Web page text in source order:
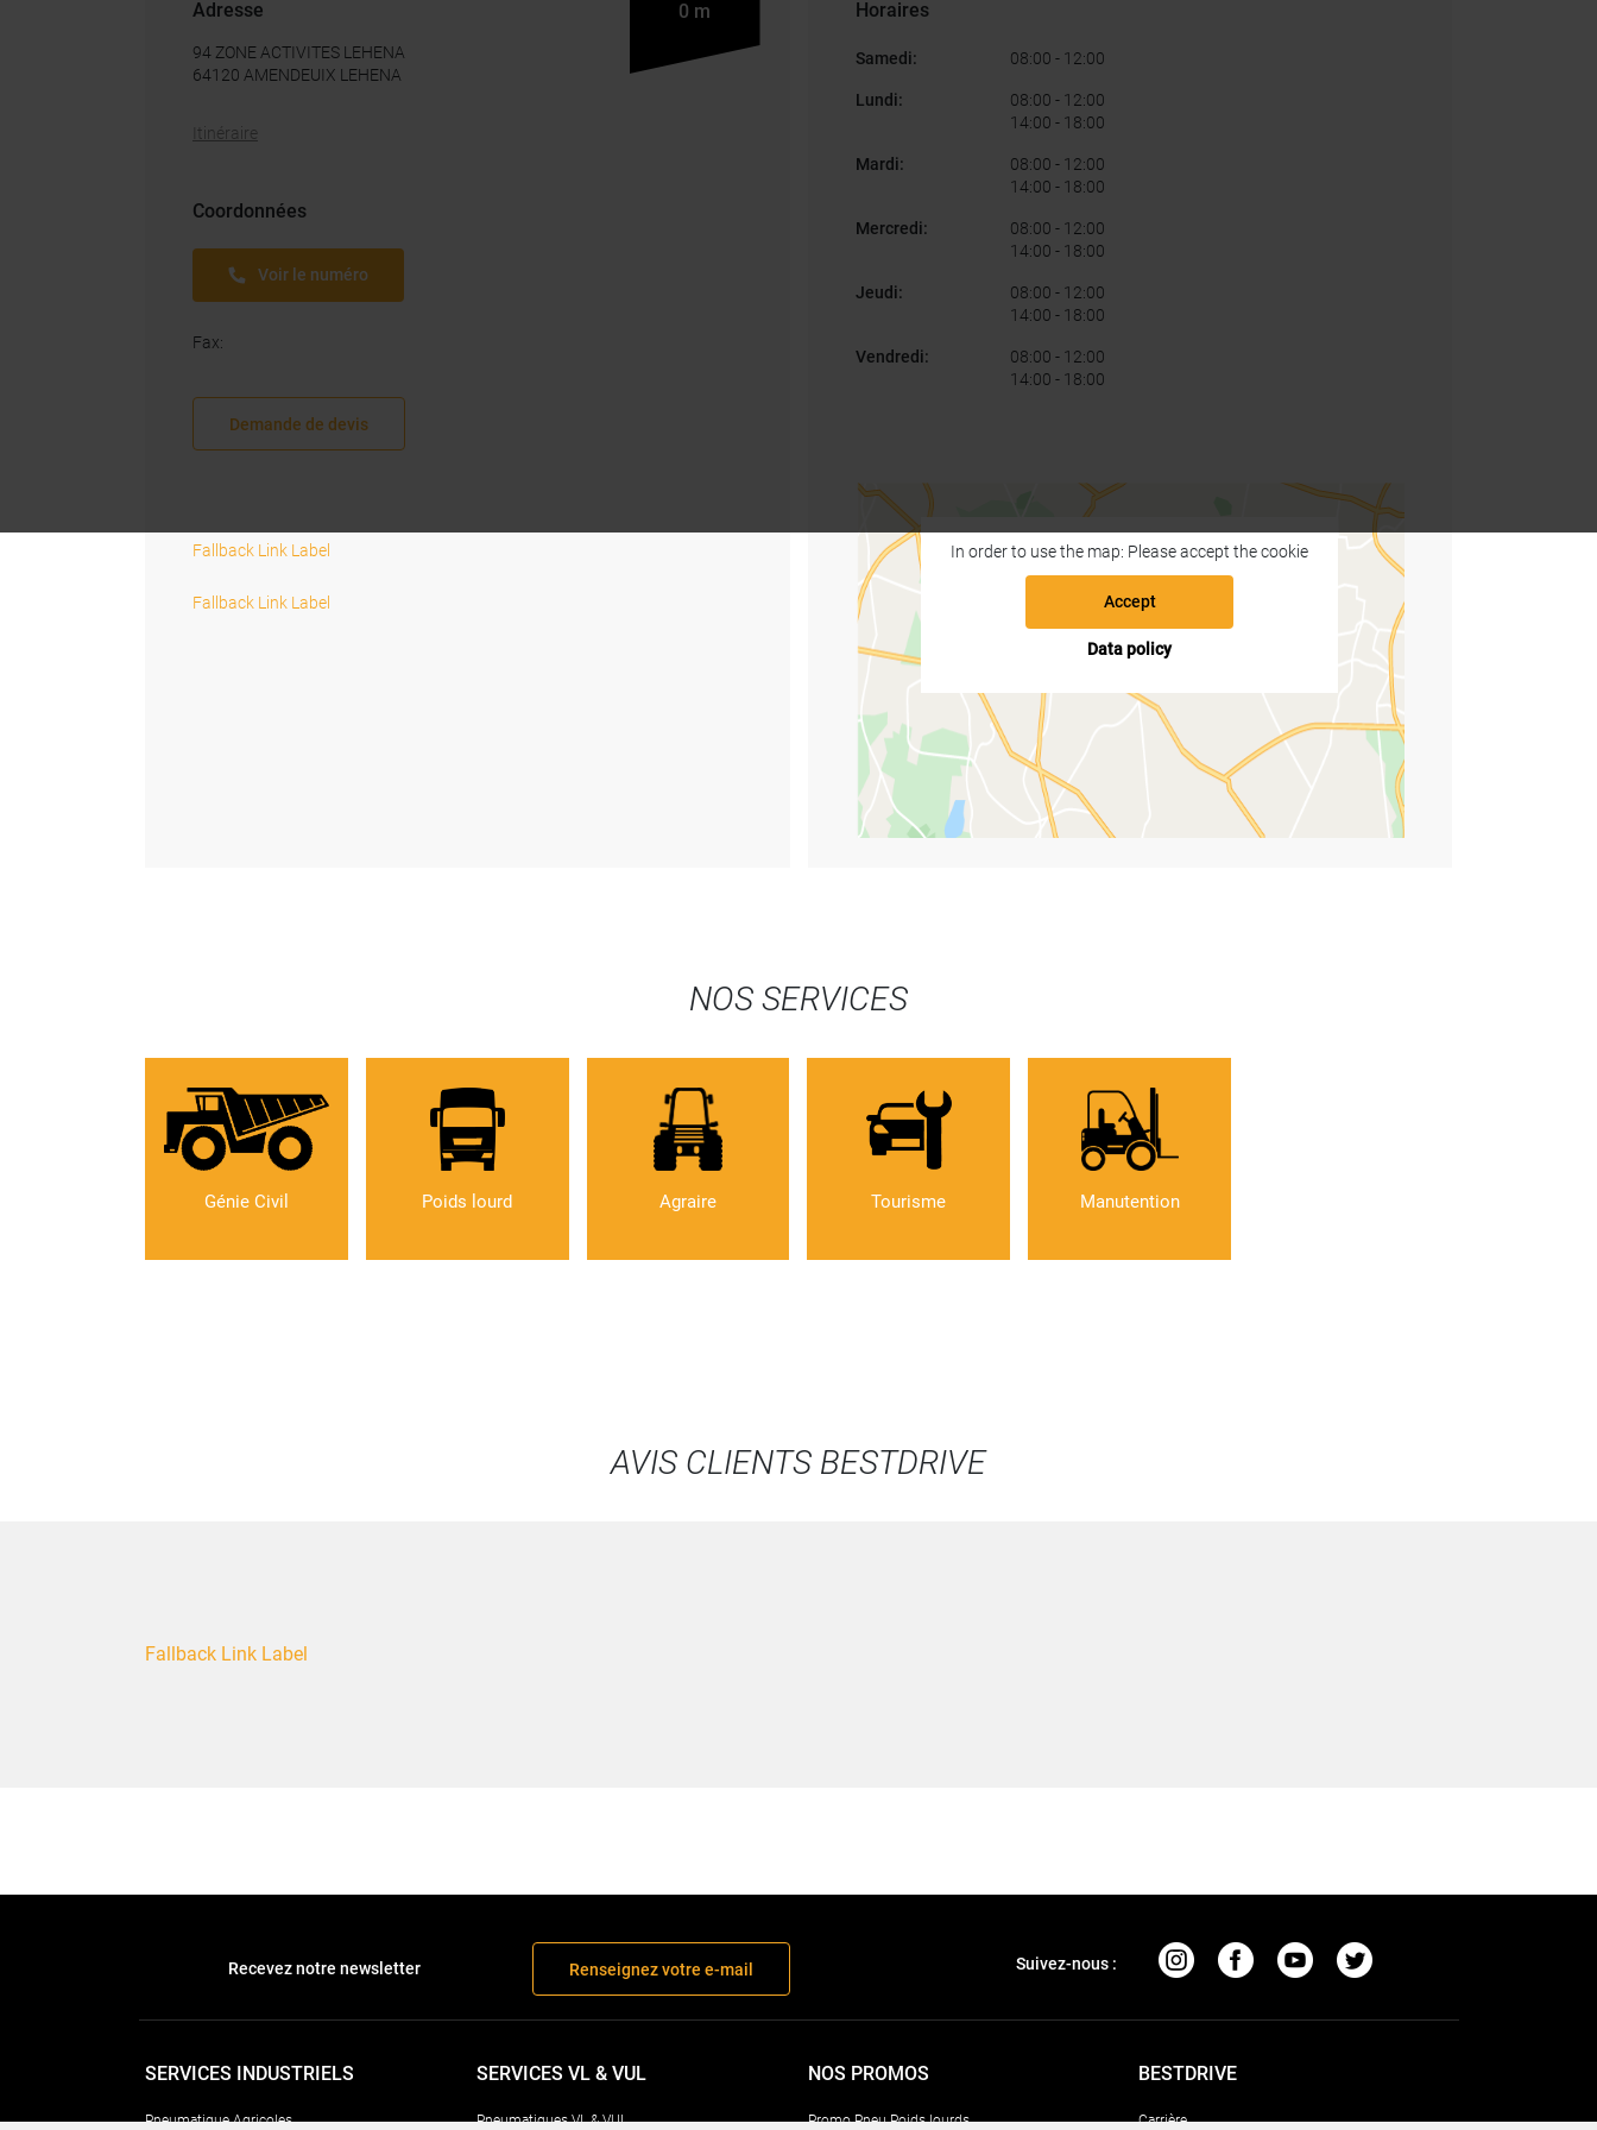
Adresse 0 m
94 ZONE ACTIVITES LEHENA
64120 AMENDEUIX LEHENA
Itinéraire
Coordonnées
Voir le numéro
Fax:
Demande de devis
Fallback Link Label
Fallback Link Label
Horaires
Samedi: 08:00 - 12:00
Lundi: 08:00 - 12:00
14:00 - 18:00
Mardi: 08:00 - 12:00
14:00 - 18:00
Mercredi: 08:00 - 12:00
14:00 - 18:00
Jeudi: 08:00 - 12:00
14:00 - 18:00
Vendredi: 08:00 - 12:00
14:00 - 18:00
In order to use the map: Please accept the cookie
Accept
Data policy
NOS SERVICES
Génie Civil Poids lourd Agraire Tourisme Manutention
AVIS CLIENTS BESTDRIVE
Fallback Link Label
Recevez notre newsletter Renseignez votre e-mail Suivez-nous :
SERVICES INDUSTRIELS
Pneumatique Agricoles
SERVICES VL & VUL
Pneumatiques VL & VUL
NOS PROMOS
Promo Pneu Poids lourds
BESTDRIVE
Carrière